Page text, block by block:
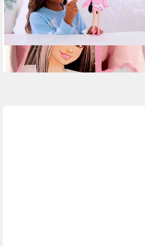
Lämmchen
ab 26,06 € UVP34,99 €
lieferbar - in 2-3 Werktagen bei dir